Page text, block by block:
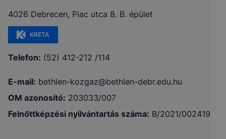
4026 Debrecen, Piac utca 8. B. épület
KRÉTA
Telefon: (52) 412-212 /114
E-mail: bethlen-kozgaz@bethlen-debr.edu.hu
OM azonosító: 203033/007
Felnőttképzési nyilvántartás száma: B/2021/002419